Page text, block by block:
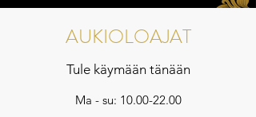
AUKIOLOAJAT
Tule käymään tänään
Ma - su: 10.00-22.00